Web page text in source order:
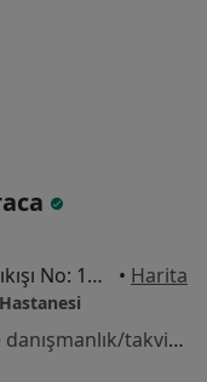
Tem Avrupa Otoyolu Göztepe Çıkışı No: 1Bağcılar, İstanbul • Harita
Bu uzman ilgili adres için online danışmanlık/takvim sunmuyor.